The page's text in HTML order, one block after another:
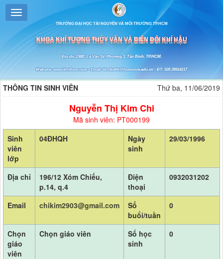
TRƯỜNG ĐẠI HỌC TÀI NGUYÊN VÀ MÔI TRƯỜNG TP.HCM
KHOA KHÍ TƯỢNG THỦY VĂN VÀ BIẾN ĐỔI KHÍ HẬU
Địa chỉ:236B, Lê Văn Sỹ, Phường 1, Tân Bình, TP.HCM.
Website: www.kttvhcm.com - Email: kttvbdkh@hcmunre.edu.vn - ĐT: 028.39914217
THÔNG TIN SINH VIÊN Thứ ba, 11/06/2019
Nguyễn Thị Kim Chi
Mã sinh viên: PT000199
Sinh
viên
lớp
04ĐHQH
Ngày
sinh
29/03/1996
Địa chỉ
196/12 Xóm Chiếu,
p.14, q.4
Điện
thoại
0932031202
Email chikim2903@gmail.com
Số
buổi/tuần
0
Chọn
giáo
viên
Chọn giáo viên
Số học
sinh
0